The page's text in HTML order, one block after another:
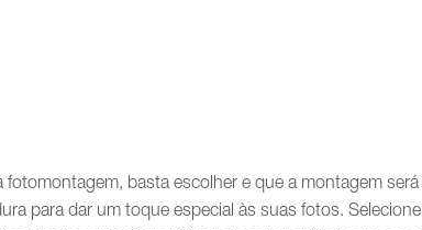
fotomontagem, basta escolher e que a montagem será
para dar um toque especial às suas fotos. Selecione